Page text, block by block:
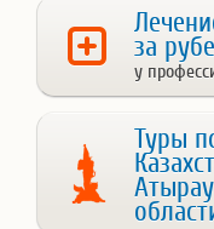
за
у
Туры